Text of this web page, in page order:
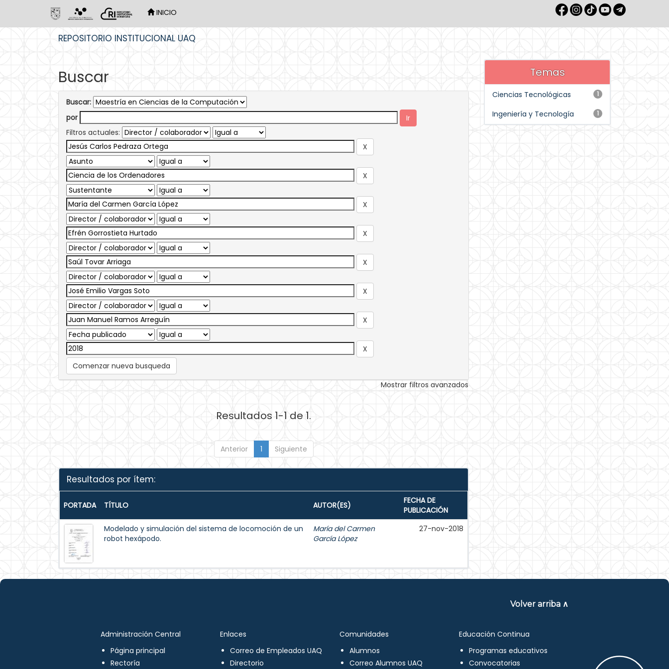
INICIO
REPOSITORIO INSTITUCIONAL UAQ
Buscar
Buscar:
por
Filtros actuales:
Comenzar nueva busqueda
Mostrar filtros avanzados
Resultados 1-1 de 1.
Anterior 1 Siguiente
Resultados por ítem:
PORTADA TÍTULO AUTOR(ES)
FECHA DE
PUBLICACIÓN
Modelado y simulación del sistema de locomoción de un
robot hexápodo.
María del Carmen
García López
27-nov-2018
Temas
1
Ciencias Tecnológicas
1
Ingeniería y Tecnología
Volver arriba ∧
Administración Central
Página principal
Rectoría
Enlaces
Correo de Empleados UAQ
Directorio
Comunidades
Alumnos
Correo Alumnos UAQ
Educación Continua
Programas educativos
Convocatorias